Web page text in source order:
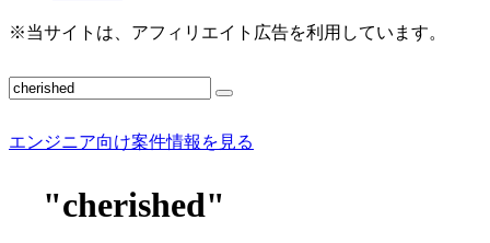
※当サイトは、アフィリエイト広告を利用しています。
エンジニア向け案件情報を見る
"cherished"